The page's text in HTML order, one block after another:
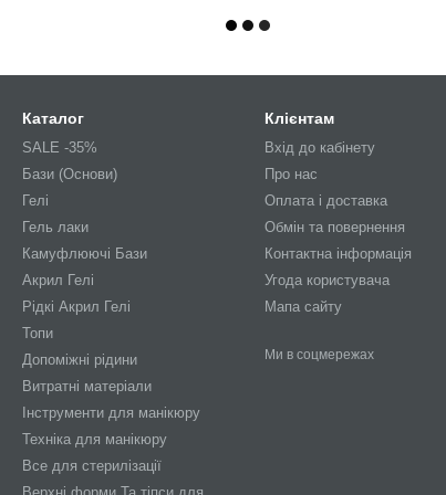
Каталог
SALE -35%
Бази (Основи)
Гелі
Гель лаки
Камуфлюючі Бази
Акрил Гелі
Рідкі Акрил Гелі
Топи
Допоміжні рідини
Витратні матеріали
Інструменти для манікюру
Техніка для манікюру
Все для стерилізації
Клієнтам
Вхід до кабінету
Про нас
Оплата і доставка
Обмін та повернення
Контактна інформація
Угода користувача
Мапа сайту
Ми в соцмережах